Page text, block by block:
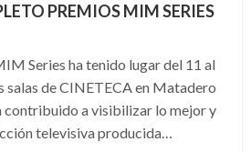
PREMIOS MIM SERIES
Series ha tenido lugar del 11 al
salas de CINETECA en Matadero
contribuido a visibilizar lo mejor y
televisiva producida…